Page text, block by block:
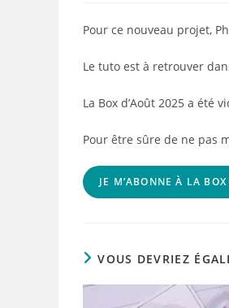
publication :
Pour ce nouveau projet,
Le tuto est à retrouver
La Box d’Août 2025 a été
Pour être sûre de ne pas
JE M’ABONNE À LA
VOUS DEVRIEZ